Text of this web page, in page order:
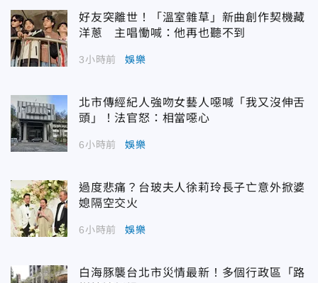
好友突離世！「溫室雜草」新曲創作契機藏
洋蔥 主唱慟喊：他再也聽不到
3小時前 娛樂
北市傳經紀人強吻女藝人噁喊「我又沒伸舌
頭」！法官怒：相當噁心
6小時前 娛樂
過度悲痛？台玻夫人徐莉玲長子亡意外掀婆
媳隔空交火
6小時前 娛樂
白海豚襲台北市災情最新！多個行政區「路